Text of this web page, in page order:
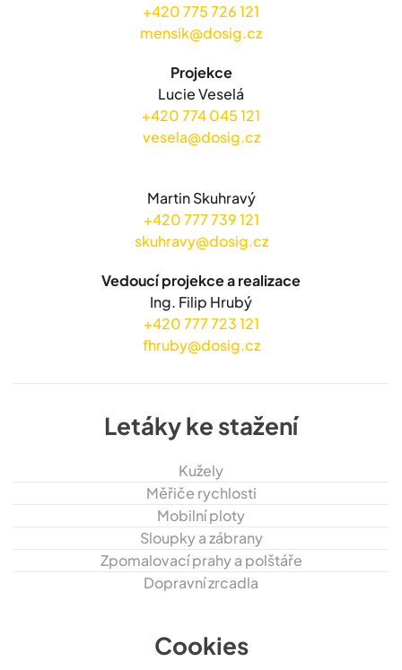
+420 775 726 121
mensik@dosig.cz
Projekce
Lucie Veselá
+420 774 045 121
vesela@dosig.cz
Martin Skuhravý
+420 777 739 121
skuhravy@dosig.cz
Vedoucí projekce a realizace
Ing. Filip Hrubý
+420 777 723 121
fhruby@dosig.cz
Letáky ke stažení
Kužely
Měřiče rychlosti
Mobilní ploty
Sloupky a zábrany
Zpomalovací prahy a polštáře
Dopravní zrcadla
Cookies